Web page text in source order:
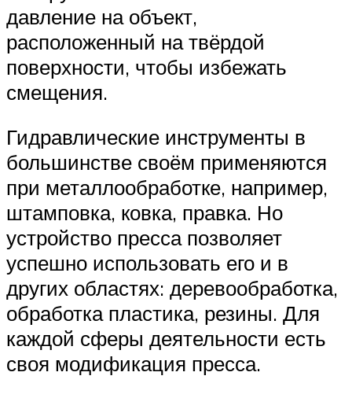
давление на объект,
расположенный на твёрдой
поверхности, чтобы избежать
смещения.
Гидравлические инструменты в
большинстве своём применяются
при металлообработке, например,
штамповка, ковка, правка. Но
устройство пресса позволяет
успешно использовать его и в
других областях: деревообработка,
обработка пластика, резины. Для
каждой сферы деятельности есть
своя модификация пресса.